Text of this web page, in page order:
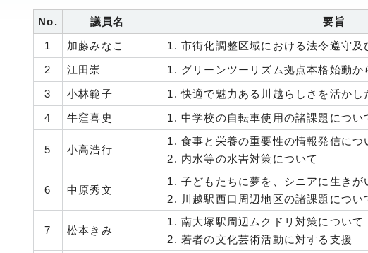
No. 議員名 要旨
1
加藤みなこ
市街化調整区域における法令遵守及
2
江田崇
グリーンツーリズム拠点本格始動か
3
小林範子
快適で魅力ある川越らしさを活かし
4
牛窪喜史 中学校の自転車使用の諸課題につい
5 小高浩行
食事と栄養の重要性の情報発信につ
内水等の水害対策について
6 中原秀文
子どもたちに夢を、シニアに生きが
川越駅西口周辺地区の諸課題につい
7 松本きみ
南大塚駅周辺ムクドリ対策について
若者の文化芸術活動に対する支援